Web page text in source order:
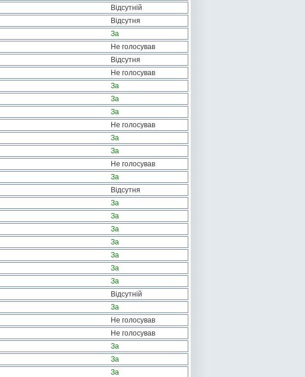
Відсутній
Відсутня
За
Не голосував
Відсутня
Не голосував
За
За
За
Не голосував
За
За
Не голосував
За
Відсутня
За
За
За
За
За
За
За
Відсутній
За
Не голосував
Не голосував
За
За
За